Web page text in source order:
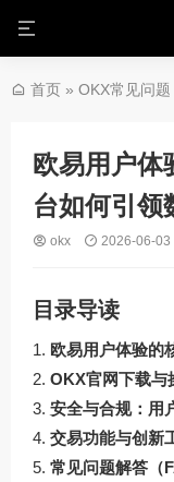
首页 » OKX常见问题
欧易用户
台如何引领
okx 2026-06-03
目录导读
欧易用户体验的
OKX官网下载与
安全与合规：用
交易功能与创新
常见问题解答（